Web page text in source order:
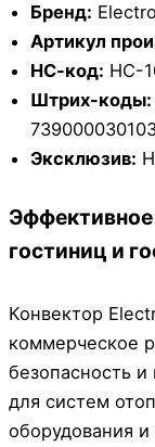
Бренд:
Артикул
НС-код: НС-
Штрих-коды:
Эксклюзив:
гостиниц и
Конвектор
коммерческое
безопасность и
для систем
оборудования и